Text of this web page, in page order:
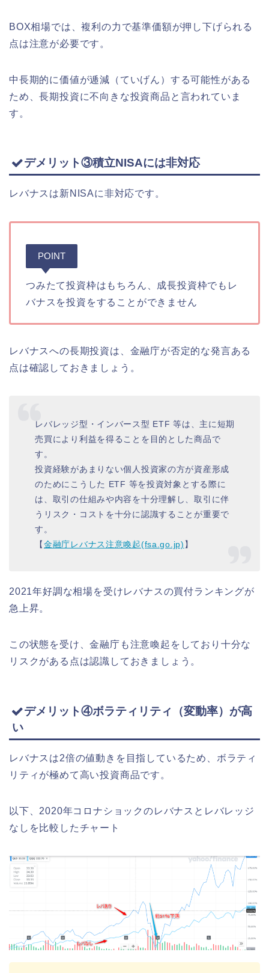
BOX相場では、複利の力で基準価額が押し下げられる
点は注意が必要です。
中長期的に価値が逓減（ていげん）する可能性がある
ため、長期投資に不向きな投資商品と言われていま
す。
デメリット③積立NISAには非対応
レバナスは新NISAに非対応です。
POINT
つみたて投資枠はもちろん、成長投資枠でもレ
バナスを投資をすることができません
レバナスへの長期投資は、金融庁が否定的な発言ある
点は確認しておきましょう。
レバレッジ型・インバース型 ETF 等は、主に短期
売買により利益を得ることを目的とした商品で
す。
投資経験があまりない個人投資家の方が資産形成
のためにこうした ETF 等を投資対象とする際に
は、取引の仕組みや内容を十分理解し、取引に伴
うリスク・コストを十分に認識することが重要で
す。
【金融庁レバナス注意喚起(fsa.go.jp) 】
2021年好調な相場を受けレバナスの買付ランキングが
急上昇。
この状態を受け、金融庁も注意喚起をしており十分な
リスクがある点は認識しておきましょう。
デメリット④ボラティリティ（変動率）が高
い
レバナスは2倍の値動きを目指しているため、ボラティ
リティが極めて高い投資商品です。
以下、2020年コロナショックのレバナスとレバレッジ
なしを比較したチャート